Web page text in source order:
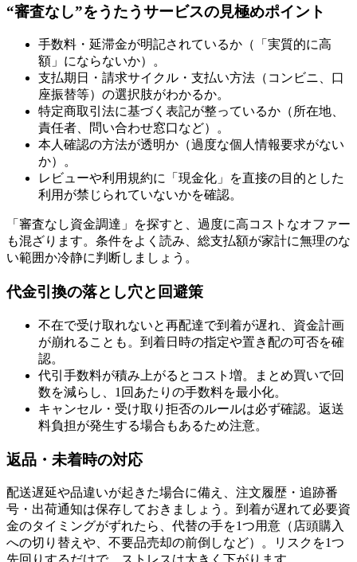
“審査なし”をうたうサービスの見極めポイント
手数料・延滞金が明記されているか（「実質的に高
額」にならないか）。
支払期日・請求サイクル・支払い方法（コンビニ、口
座振替等）の選択肢がわかるか。
特定商取引法に基づく表記が整っているか（所在地、
責任者、問い合わせ窓口など）。
本人確認の方法が透明か（過度な個人情報要求がない
か）。
レビューや利用規約に「現金化」を直接の目的とした
利用が禁じられていないかを確認。
「審査なし資金調達」を探すと、過度に高コストなオファー
も混ざります。条件をよく読み、総支払額が家計に無理のな
い範囲か冷静に判断しましょう。
代金引換の落とし穴と回避策
不在で受け取れないと再配達で到着が遅れ、資金計画
が崩れることも。到着日時の指定や置き配の可否を確
認。
代引手数料が積み上がるとコスト増。まとめ買いで回
数を減らし、1回あたりの手数料を最小化。
キャンセル・受け取り拒否のルールは必ず確認。返送
料負担が発生する場合もあるため注意。
返品・未着時の対応
配送遅延や品違いが起きた場合に備え、注文履歴・追跡番
号・出荷通知は保存しておきましょう。到着が遅れて必要資
金のタイミングがずれたら、代替の手を1つ用意（店頭購入
への切り替えや、不要品売却の前倒しなど）。リスクを1つ